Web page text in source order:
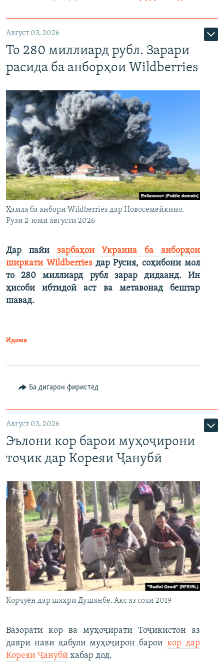
Август 03, 2026
То 280 миллиард рубл. Зарари
расида ба анборҳои Wildberries
Ҳамла ба анбори Wildberries дар Новосемейкино.
Рӯзи 2-юми августи 2026
Дар пайи зарбаҳои Украина ба анборҳои
ширкати Wildberriesдар Русия, соҳибони мол
то 280 миллиард рубл зарар дидаанд. Ин
ҳисоби ибтидоӣ аст ва метавонад бештар
шавад.
Идома
Ба дигарон фиристед
Август 03, 2026
Эълони кор барои муҳоҷирони
тоҷик дар Кореяи Ҷанубӣ
Корҷӯён дар шаҳри Душанбе. Акс аз соли 2019
Вазорати кор ва муҳоҷирати Тоҷикистон аз
даври нави қабули муҳоҷирон бароикор дар
Кореяи Ҷанубӣ хабар дод.